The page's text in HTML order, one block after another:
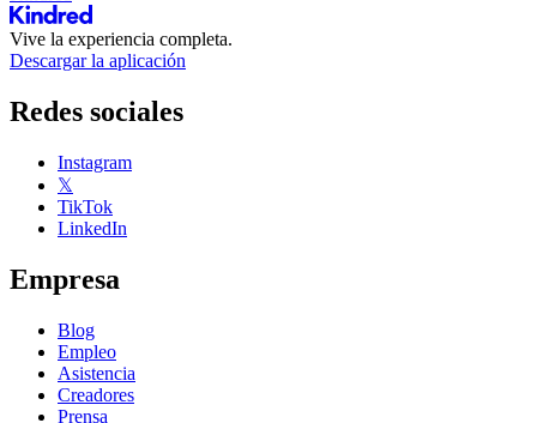
Vive la experiencia completa.
Descargar la aplicación
Redes sociales
Instagram
𝕏
TikTok
LinkedIn
Empresa
Blog
Empleo
Asistencia
Creadores
Prensa